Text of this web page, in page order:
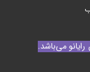
می‌باشد.